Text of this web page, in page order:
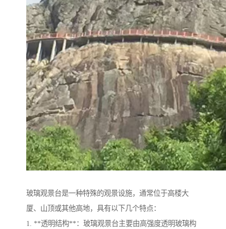
玻璃观景台是一种特殊的观景设施，通常位于高楼大
厦、山顶或其他高地，具有以下几个特点：
1. **透明结构**：玻璃观景台主要由高强度透明玻璃构